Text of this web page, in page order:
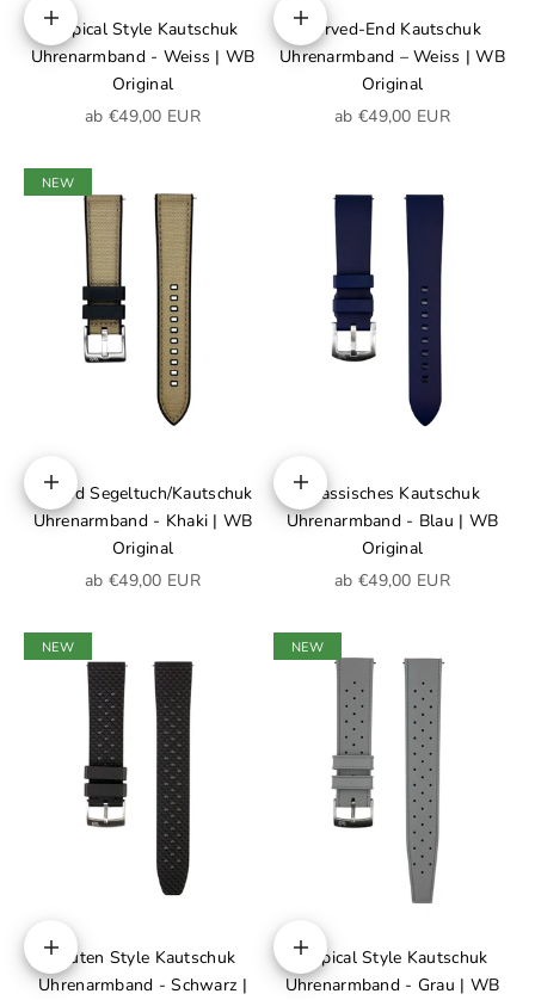
Optionen auswählen
Tropical Style Kautschuk
Uhrenarmband - Weiss | WB
Original
Angebot
ab €49,00 EUR
Optionen auswählen
Curved-End Kautschuk
Uhrenarmband – Weiss | WB
Original
Angebot
ab €49,00 EUR
NEW
Optionen auswählen
Hybrid Segeltuch/Kautschuk
Uhrenarmband - Khaki | WB
Original
Angebot
ab €49,00 EUR
Optionen auswählen
Klassisches Kautschuk
Uhrenarmband - Blau | WB
Original
Angebot
ab €49,00 EUR
NEW
Optionen auswählen
Rauten Style Kautschuk
Uhrenarmband - Schwarz |
NEW
Optionen auswählen
Tropical Style Kautschuk
Uhrenarmband - Grau | WB